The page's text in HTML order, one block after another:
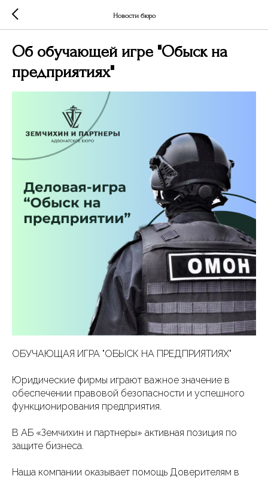
Новости бюро
Об обучающей игре "Обыск на
предприятиях"
ОБУЧАЮЩАЯ ИГРА "ОБЫСК НА ПРЕДПРИЯТИЯХ"
Юридические фирмы играют важное значение в
обеспечении правовой безопасности и успешного
функционирования предприятия.
В АБ «Земчихин и партнеры» активная позиция по
защите бизнеса.
Наша компании оказывает помощь Доверителям в